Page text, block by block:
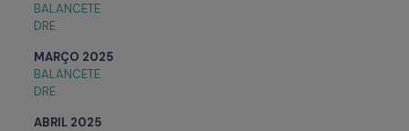
BALANCETE
DRE
MARÇO 2025
BALANCETE
DRE
ABRIL 2025